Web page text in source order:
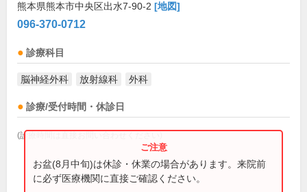
熊本県熊本市中央区出水7-90-2 [地図]
096-370-0712
診療科目
脳神経外科 放射線科 外科
診療/受付時間・休診日
(診療時間は直接お問い合わせください)
お盆(8月中旬)は休診・休業の場合があります。来院前
に必ず医療機関に直接ご確認ください。